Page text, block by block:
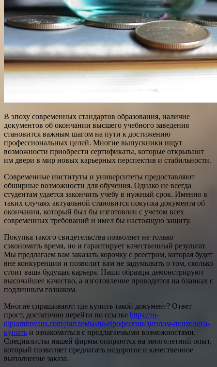
В эпоху современных стандартов образования, наличие
документов об окончании высшего учебного заведения
становится важным шагом на пути к достижению
профессиональных целей. Многие выпускники ищут
возможности приобрести сертификаты, которые открывают
им двери в мир новых карьерных перспектив и стабильности.
Современные институты и университеты предоставляют
обширные возможности для обучения. Однако не всегда
студентам удается закончить учебу в нужный срок. Именно в
таких случаях актуальной становится покупка документа об
окончании, который был бы изготовлен с учетом всех
современных требований и имел бы настоящую защиту.
Покупка такого свидетельства позволяет не только
сэкономить время, но и гарантирует качественный результат.
Мы предлагаем вам заказать корочку с реестром, которая будет
вне конкуренции и позволит вам не задумывать о том, сколько
стоит ваша будущая карьера. Наши образцы демонстрируют
высочайшее качество, а изготовление проводится на бланках с
подлинным гознаком.
Многие спрашивают: где купить такой документ? Ответ
прост, достаточно перейти по ссылке https://ru-
diplomirovans.com/дипломы-по-профессии/диплом-психолога-
купить и ознакомиться с предлагаемыми возможностями.
Специалисты нашей фирмы опираются на многолетний опыт,
который позволяет предлагать недорогое и качественное
выполнение заказа.